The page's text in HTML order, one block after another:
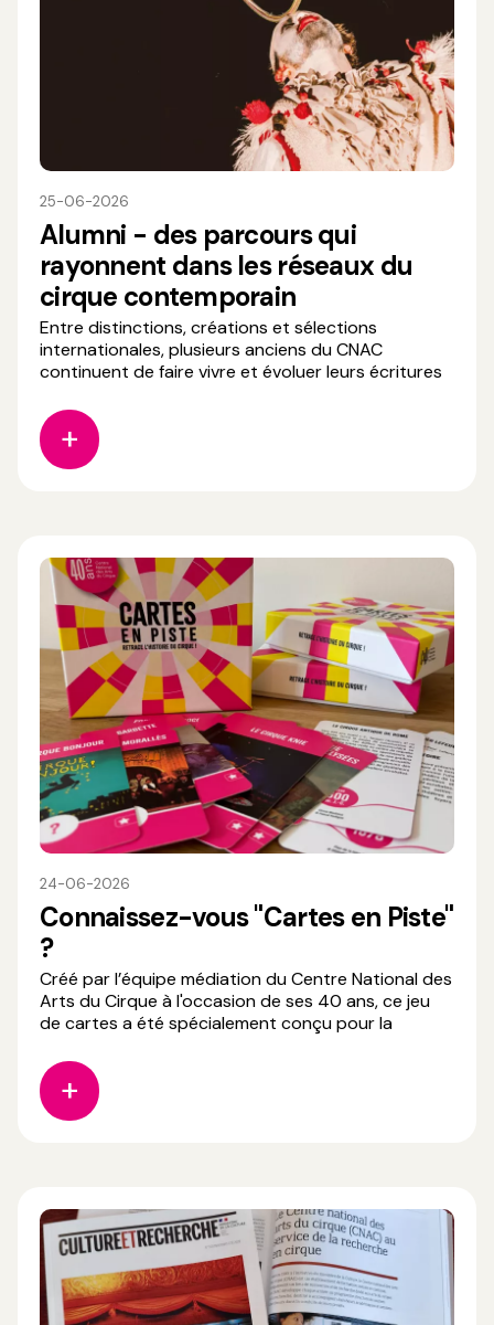
25-06-2026
Alumni - des parcours qui
rayonnent dans les réseaux du
cirque contemporain
Entre distinctions, créations et sélections
internationales, plusieurs anciens du CNAC
continuent de faire vivre et évoluer leurs écritures
soutien à la création. 🏆 𝗣𝗿𝗶𝘅 𝗦𝗔𝗖𝗗 𝗖𝗶𝗿𝗾𝘂𝗲
𝟮𝟬𝟮𝟲 Jörg Müller (6e promotion du CNAC) reçoit
le Prix SACD
24-06-2026
Connaissez-vous "Cartes en Piste"
?
Créé par l’équipe médiation du Centre National des
Arts du Cirque à l'occasion de ses 40 ans, ce jeu
de cartes a été spécialement conçu pour la
chronologique, les participants découvrent les
grands événements, les lieux, les artistes et les
compagnies